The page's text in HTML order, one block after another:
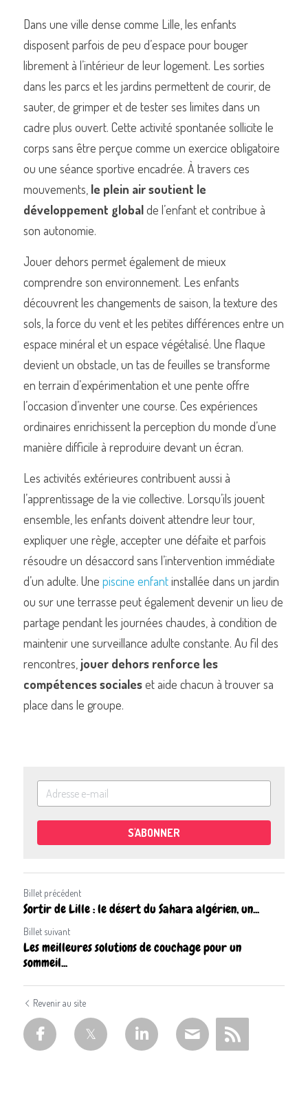
Dans une ville dense comme Lille, les enfants
disposent parfois de peu d’espace pour bouger
librement à l’intérieur de leur logement. Les sorties
dans les parcs et les jardins permettent de courir, de
sauter, de grimper et de tester ses limites dans un
cadre plus ouvert. Cette activité spontanée sollicite le
corps sans être perçue comme un exercice obligatoire
ou une séance sportive encadrée. À travers ces
mouvements, le plein air soutient le
développement global de l’enfant et contribue à
son autonomie.
Jouer dehors permet également de mieux
comprendre son environnement. Les enfants
découvrent les changements de saison, la texture des
sols, la force du vent et les petites différences entre un
espace minéral et un espace végétalisé. Une flaque
devient un obstacle, un tas de feuilles se transforme
en terrain d’expérimentation et une pente offre
l’occasion d’inventer une course. Ces expériences
ordinaires enrichissent la perception du monde d’une
manière difficile à reproduire devant un écran.
Les activités extérieures contribuent aussi à
l’apprentissage de la vie collective. Lorsqu’ils jouent
ensemble, les enfants doivent attendre leur tour,
expliquer une règle, accepter une défaite et parfois
résoudre un désaccord sans l’intervention immédiate
d’un adulte. Une piscine enfant installée dans un jardin
ou sur une terrasse peut également devenir un lieu de
partage pendant les journées chaudes, à condition de
maintenir une surveillance adulte constante. Au fil des
rencontres, jouer dehors renforce les
compétences sociales et aide chacun à trouver sa
place dans le groupe.
S'ABONNER
Billet précédent
Sortir de Lille : le désert du Sahara algérien, un...
Billet suivant
Les meilleures solutions de couchage pour un
sommeil...
Revenir au site